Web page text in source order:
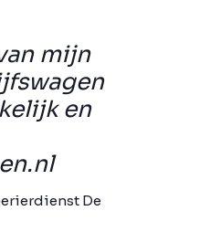
mijn
en
De